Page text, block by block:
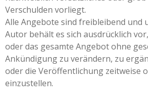
Verschulden vorliegt.
Alle Angebote sind freibleibend und
Autor behält es sich ausdrücklich
oder das gesamte Angebot ohne
Ankündigung zu verändern, zu
oder die Veröffentlichung zeitweise
einzustellen.